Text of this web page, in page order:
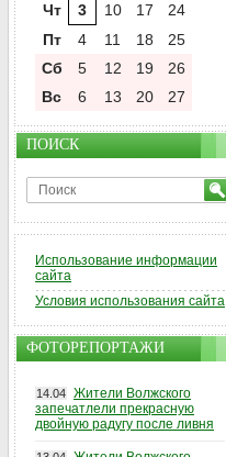
Чт
3 10 17
24
Пт
4 11 18
25
Сб
5 12 19
26
Вс
6 13 20 27
ПОИСК
Использование информации
сайта
Условия использования сайта
ФОТОРЕПОРТАЖИ
14.04 Жители Волжского
запечатлели прекрасную
двойную радугу после ливня